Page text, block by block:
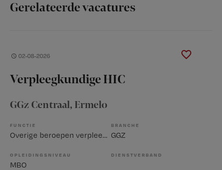
Gerelateerde vacatures
02-08-2026
Verpleegkundige HIC
GGz Centraal, Ermelo
FUNCTIE
Overige beroepen verpleegkunde
BRANCHE
GGZ
OPLEIDINGSNIVEAU
MBO
DIENSTVERBAND